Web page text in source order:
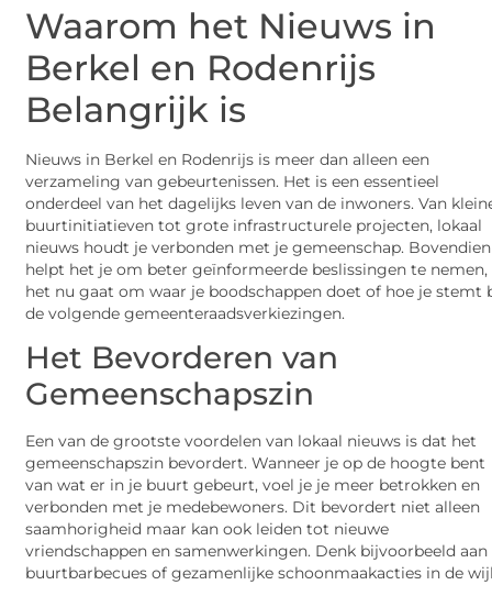
Waarom het Nieuws in
Berkel en Rodenrijs
Belangrijk is
Nieuws in Berkel en Rodenrijs is meer dan alleen een
verzameling van gebeurtenissen. Het is een essentieel
onderdeel van het dagelijks leven van de inwoners. Van
buurtinitiatieven tot grote infrastructurele projecten, lokaal
nieuws houdt je verbonden met je gemeenschap. Bovendien
helpt het je om beter geïnformeerde beslissingen te nemen,
het nu gaat om waar je boodschappen doet of hoe je stemt
de volgende gemeenteraadsverkiezingen.
Het Bevorderen van
Gemeenschapszin
Een van de grootste voordelen van lokaal nieuws is dat het
gemeenschapszin bevordert. Wanneer je op de hoogte bent
van wat er in je buurt gebeurt, voel je je meer betrokken en
verbonden met je medebewoners. Dit bevordert niet alleen
saamhorigheid maar kan ook leiden tot nieuwe
vriendschappen en samenwerkingen. Denk bijvoorbeeld aan
buurtbarbecues of gezamenlijke schoonmaakacties in de